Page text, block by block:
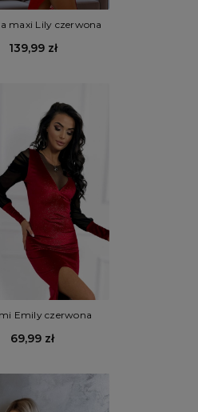
maxi Lily czerwona
139,99 zł
Emily czerwona
69,99 zł